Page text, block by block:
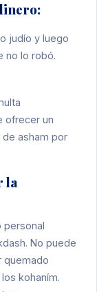
judío y luego
no lo robó.
ofrecer un
asham por
la
personal
No puede
quemado
kohaním.